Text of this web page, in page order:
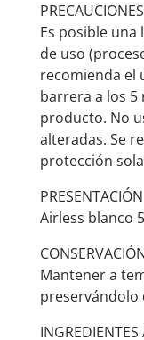
Es posible
de uso
recomienda el
barrera a los 5
producto. No
alteradas. Se
protección
PRESENTACIÓN
Airless blanco
Mantener a
preservándolo
INGREDIENTES